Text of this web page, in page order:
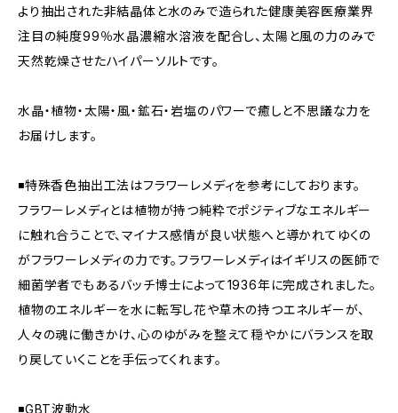
より抽出された非結晶体と水のみで造られた健康美容医療業界
注目の純度99％水晶濃縮水溶液を配合し、太陽と風の力のみで
天然乾燥させたハイパーソルトです。
水晶・植物・太陽・風・鉱石・岩塩のパワーで癒しと不思議な力を
お届けします。
◾️特殊香色抽出工法はフラワーレメディを参考にしております。
フラワーレメディとは植物が持つ純粋でポジティブなエネルギー
に触れ合うことで、マイナス感情が良い状態へと導かれてゆくの
がフラワーレメディの力です。フラワーレメディはイギリスの医師で
細菌学者でもあるバッチ博士によって1936年に完成されました。
植物のエネルギーを水に転写し花や草木の持つエネルギーが、
人々の魂に働きかけ、心のゆがみを整えて穏やかにバランスを取
り戻していくことを手伝ってくれます。
◾️GBT波動水